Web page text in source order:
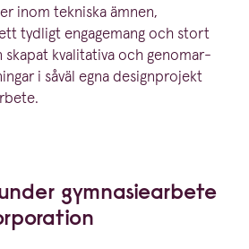
inom tekniska ämnen,
tydligt engagemang och stort
skapat kvalitativa och genom­ar­
i såväl egna design­projekt
gymna­si­e­arbete